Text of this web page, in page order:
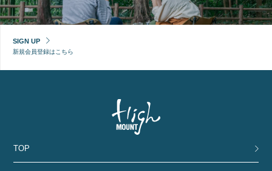
SIGN UP
新規会員登録はこちら
TOP